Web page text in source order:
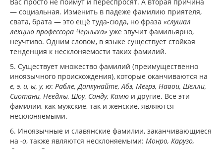
Вас просто не поймут и переспросят. А вторая причина
— социальная. Изменить в падеже фамилию приятеля,
свата, брата — это ещё туда-сюда, но фраза «слушал
лекцию профессора Черныха» уже звучит фамильярно,
неучтиво. Одним словом, в языке существует стойкая
тенденция к несклоняемости таких фамилий.
5. Существует множество фамилий (преимущественно
иноязычного происхождения), которые оканчиваются на
е, э, и, ы, у, ю: Рабле, Дапкунайте, Абэ, Мегрэ, Навои, Шелли,
Сиотани, Неедлы, Шоу, Санду, Камю и другие. Все эти
фамилии, как мужские, так и женские, являются
несклоняемыми.
6. Иноязычные и славянские фамилии, заканчивающиеся
на -о, также являются несклоняемыми: Монро, Карузо,